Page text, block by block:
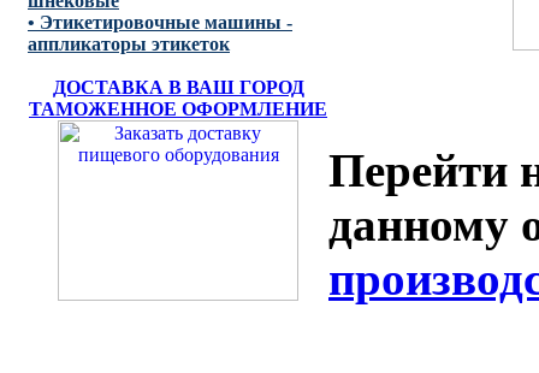
• Этикетировочные машины -
аппликаторы этикеток
ДОСТАВКА В ВАШ ГОРОД
ТАМОЖЕННОЕ ОФОРМЛЕНИЕ
Перейти
данному